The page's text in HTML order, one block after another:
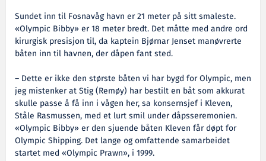
Sundet inn til Fosnavåg havn er 21 meter på sitt smaleste.
«Olympic Bibby» er 18 meter bredt. Det måtte med andre ord
kirurgisk presisjon til, da kaptein Bjørnar Jenset manøvrerte
båten inn til havnen, der dåpen fant sted.
– Dette er ikke den største båten vi har bygd for Olympic, men
jeg mistenker at Stig (Remøy) har bestilt en båt som akkurat
skulle passe å få inn i vågen her, sa konsernsjef i Kleven,
Ståle Rasmussen, med et lurt smil under dåpsseremonien.
«Olympic Bibby» er den sjuende båten Kleven får døpt for
Olympic Shipping. Det lange og omfattende samarbeidet
startet med «Olympic Prawn», i 1999.